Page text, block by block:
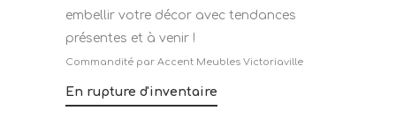
embellir votre décor avec tendances
présentes et à venir !
Commandité par Accent Meubles Victoriaville
En rupture d'inventaire